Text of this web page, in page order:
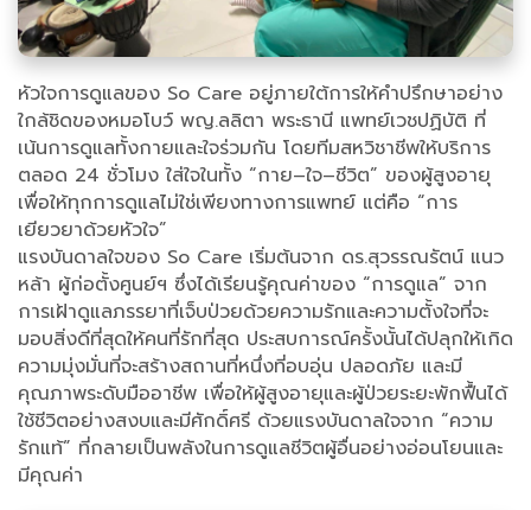
หัวใจการดูแลของ So Care อยู่ภายใต้การให้คำปรึกษาอย่าง
ใกล้ชิดของหมอโบว์ พญ.ลลิตา พระธานี แพทย์เวชปฏิบัติ ที่
เน้นการดูแลทั้งกายและใจร่วมกัน โดยทีมสหวิชาชีพให้บริการ
ตลอด 24 ชั่วโมง ใส่ใจในทั้ง “กาย–ใจ–ชีวิต” ของผู้สูงอายุ
เพื่อให้ทุกการดูแลไม่ใช่เพียงทางการแพทย์ แต่คือ “การ
เยียวยาด้วยหัวใจ”
แรงบันดาลใจของ So Care เริ่มต้นจาก ดร.สุวรรณรัตน์ แนว
หล้า ผู้ก่อตั้งศูนย์ฯ ซึ่งได้เรียนรู้คุณค่าของ “การดูแล” จาก
การเฝ้าดูแลภรรยาที่เจ็บป่วยด้วยความรักและความตั้งใจที่จะ
มอบสิ่งดีที่สุดให้คนที่รักที่สุด ประสบการณ์ครั้งนั้นได้ปลุกให้เกิด
ความมุ่งมั่นที่จะสร้างสถานที่หนึ่งที่อบอุ่น ปลอดภัย และมี
คุณภาพระดับมืออาชีพ เพื่อให้ผู้สูงอายุและผู้ป่วยระยะพักฟื้นได้
ใช้ชีวิตอย่างสงบและมีศักดิ์ศรี ด้วยแรงบันดาลใจจาก “ความ
รักแท้” ที่กลายเป็นพลังในการดูแลชีวิตผู้อื่นอย่างอ่อนโยนและ
มีคุณค่า